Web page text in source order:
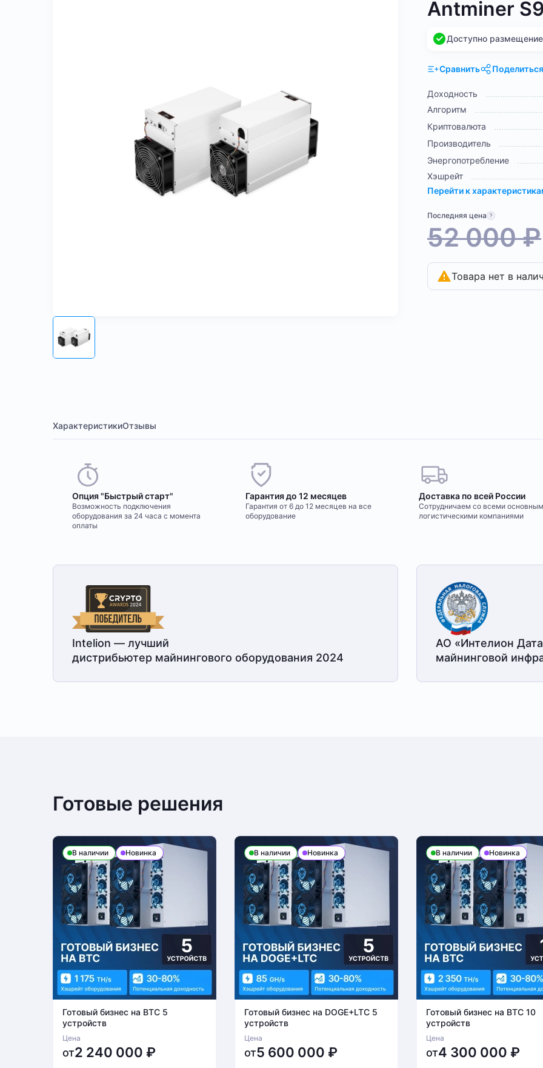
Antminer
Доступно размещение
Сравнить Поделиться
Доходность
Алгоритм
Криптовалюта
Производитель
Энергопотребление
Хэшрейт
Перейти к
Последняя цена
52 000₽
Товара нет в
ХарактеристикиОтзывы
Опция "Быстрый старт"
Возможность подключения
оборудования за 24 часа с момента
оплаты
Гарантия до 12 месяцев
Гарантия от 6 до 12 месяцев на все
оборудование
Доставка по всей России
Сотрудничаем со всеми
логистическими компаниями
Intelion — лучший
дистрибьютер майнингового оборудования 2024
АО «Интелион
майнинговой
Готовые решения
В наличии Новинка
Готовый бизнес на BTC 5
устройств
Цена
от2 240 000 ₽
В наличии Новинка
Готовый бизнес на DOGE+LTC 5
устройств
Цена
от5 600 000 ₽
В наличии Новинка
Готовый бизнес на BTC 10
устройств
Цена
от4 300 000 ₽